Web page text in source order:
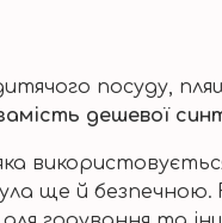
посуду,
дешевої
ще й безпечною.